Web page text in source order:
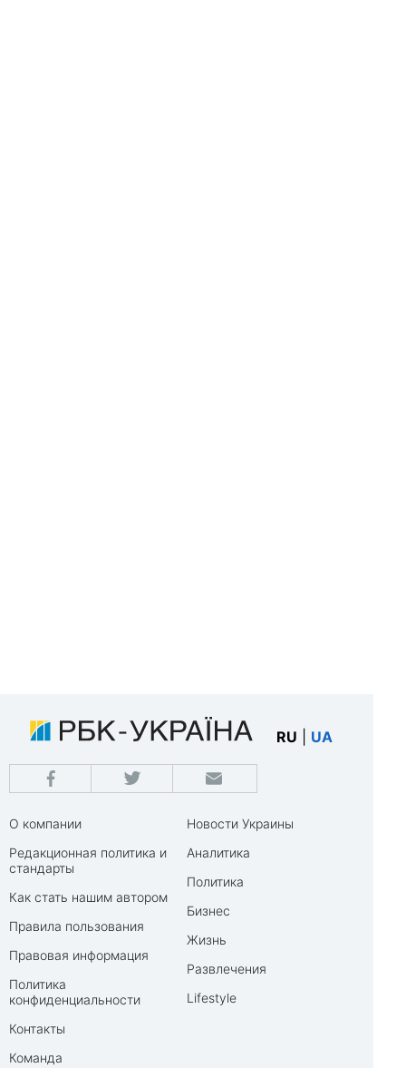
RU UA
О компании
Редакционная политика и
стандарты
Как стать нашим автором
Правила пользования
Правовая информация
Политика
конфиденциальности
Контакты
Команда
Новости Украины
Аналитика
Политика
Бизнес
Жизнь
Развлечения
Lifestyle